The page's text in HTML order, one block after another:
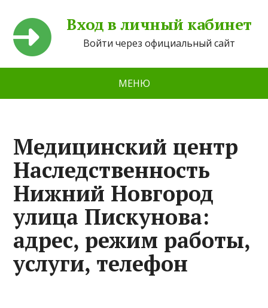
Вход в личный кабинет
Войти через официальный сайт
МЕНЮ
Медицинский центр
Наследственность
Нижний Новгород
улица Пискунова:
адрес, режим работы,
услуги, телефон